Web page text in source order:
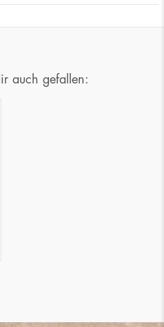
auch gefallen: